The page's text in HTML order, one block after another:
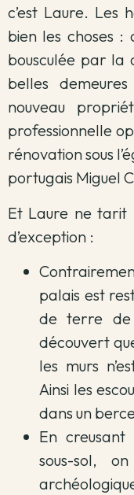
c’est Laure. Les
bien les choses
bousculée par la
belles
nouveau
professionnelle
rénovation sous
portugais Miguel
Et Laure ne tarit
d’exception :
palais est
de terre de
découvert
les murs
Ainsi les
dans un
En creusant
sous-sol,